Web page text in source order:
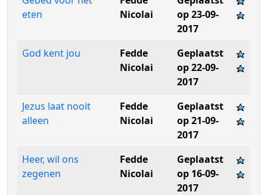
eten
Nicolai
op 23-09-
2017
God kent jou
Fedde
Nicolai
Geplaatst
op 22-09-
2017
Jezus laat nooit
alleen
Fedde
Nicolai
Geplaatst
op 21-09-
2017
Heer, wil ons
zegenen
Fedde
Nicolai
Geplaatst
op 16-09-
2017